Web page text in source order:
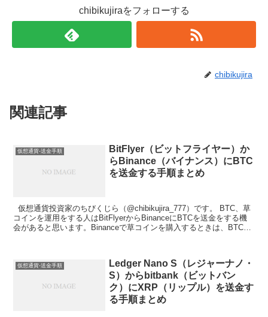
chibikujiraをフォローする
chibikujira
関連記事
仮想通貨-送金手順
BitFlyer（ビットフライヤー）か
らBinance（バイナンス）にBTC
を送金する手順まとめ
仮想通貨投資家のちびくじら（@chibikujira_777）です。 BTC、草
コインを運用をする人はBitFlyerからBinanceにBTCを送金をする機
会があると思います。Binanceで草コインを購入するときは、BTCが
仮想通貨-送金手順
Ledger Nano S（レジャーナノ・
S）からbitbank（ビットバン
ク）にXRP（リップル）を送金す
る手順まとめ